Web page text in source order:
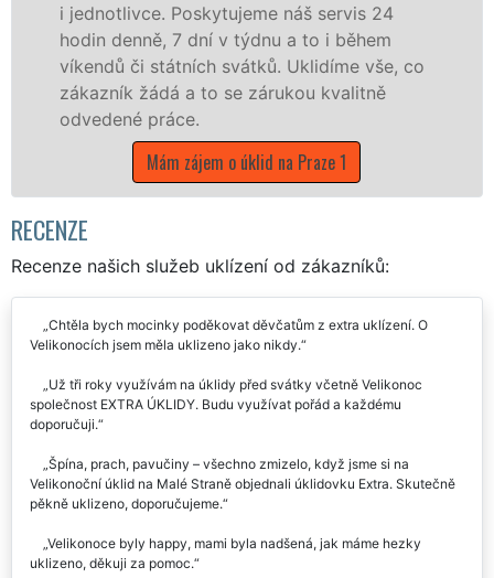
náš servis 24
a to i během
Uklidíme vše, co
zárukou kvalitně
nabízíme pro všechny
státní podniky, ale i
hlavním městě Praha s
RECENZE
Recenze našich služeb uklízení od zákazníků:
Chtěla bych mocinky poděkovat děvčatům z extra uklízení. O
Velikonocích jsem měla uklizeno jako nikdy.
Už tři roky využívám na úklidy před svátky včetně Velikonoc
společnost EXTRA ÚKLIDY. Budu využívat pořád a každému
doporučuji.
Špína, prach, pavučiny – všechno zmizelo, když jsme si na
Velikonoční úklid na Malé Straně objednali úklidovku Extra. Skutečně
pěkně uklizeno, doporučujeme.
Velikonoce byly happy, mami byla nadšená, jak máme hezky
uklizeno, děkuji za pomoc.